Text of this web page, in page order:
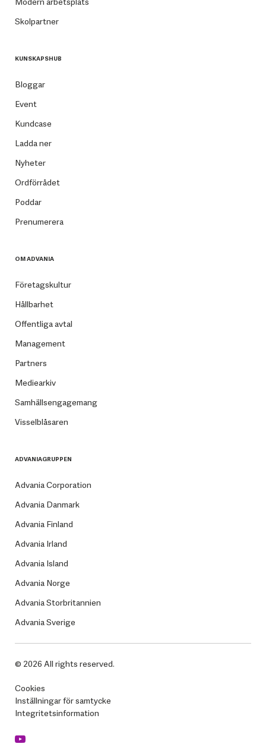
Skolpartner
KUNSKAPSHUB
Bloggar
Event
Kundcase
Ladda ner
Nyheter
Ordförrådet
Poddar
Prenumerera
OM ADVANIA
Företagskultur
Hållbarhet
Offentliga avtal
Management
Partners
Mediearkiv
Samhällsengagemang
Visselblåsaren
ADVANIAGRUPPEN
Advania Corporation
Advania Danmark
Advania Finland
Advania Irland
Advania Island
Advania Norge
Advania Storbritannien
Advania Sverige
© 2026 All rights reserved.
Cookies
Inställningar för samtycke
Integritetsinformation